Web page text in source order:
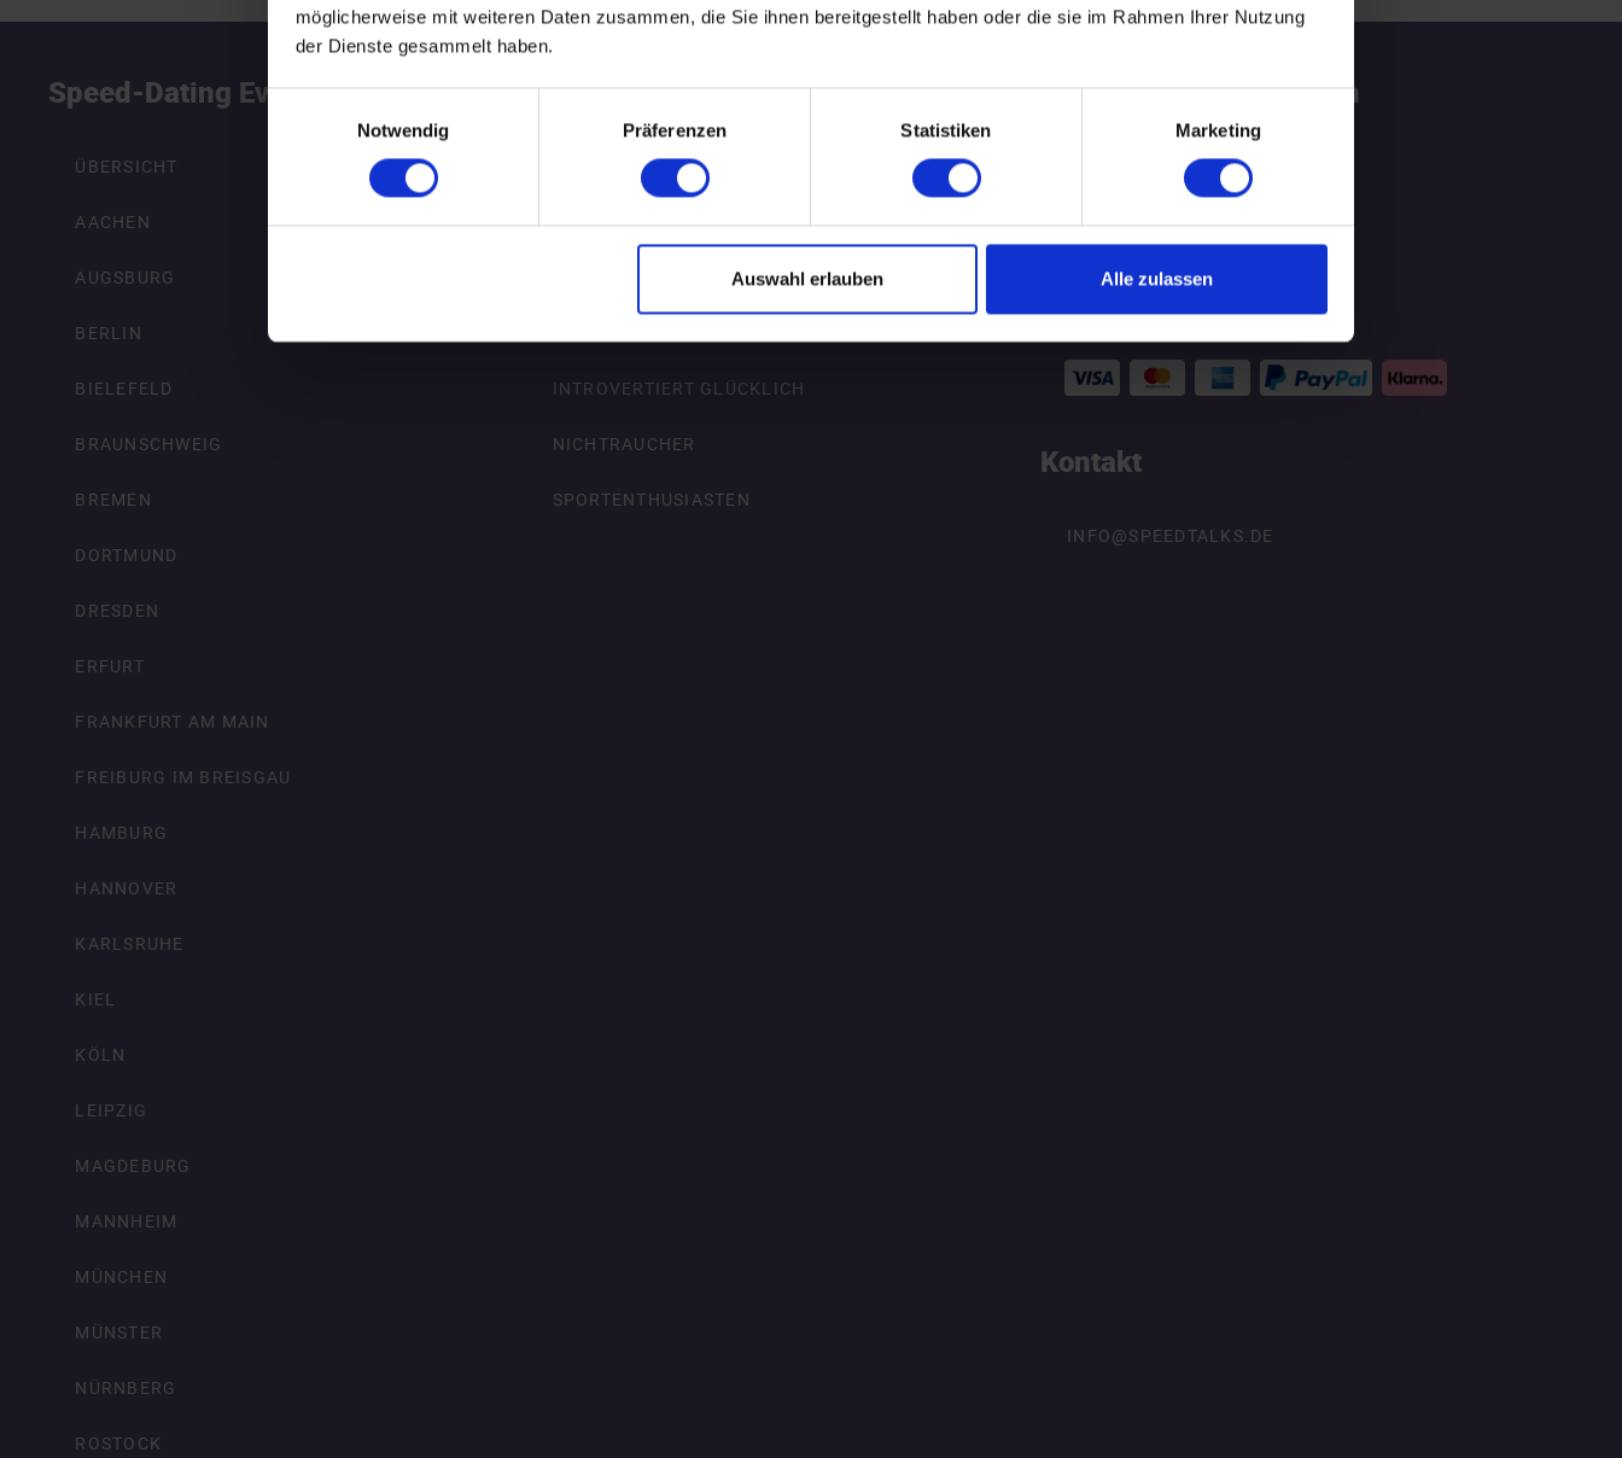
möglicherweise mit weiteren Daten zusammen, die Sie ihnen bereitgestellt haben oder die sie im Rahmen Ihrer Nutzung
der Dienste gesammelt haben.
Notwendig
Präferenzen Statistiken Marketing
Auswahl erlauben Alle zulassen
Speed-Dating Events
ÜBERSICHT
AACHEN
AUGSBURG
BERLIN
BIELEFELD
BRAUNSCHWEIG
BREMEN
DORTMUND
DRESDEN
ERFURT
FRANKFURT AM MAIN
FREIBURG IM BREISGAU
HAMBURG
HANNOVER
KARLSRUHE
KIEL
KÖLN
LEIPZIG
MAGDEBURG
MANNHEIM
MÜNCHEN
MÜNSTER
NÜRNBERG
ROSTOCK
Special-Events
ÜBERSICHT
AKADEMIKER
ALLEINERZIEHENDE SINGLES
INTROVERTIERT GLÜCKLICH
NICHTRAUCHER
SPORTENTHUSIASTEN
Nützliche Informationen
BLOG
Zahlungsmittel
Kontakt
INFO@SPEEDTALKS.DE